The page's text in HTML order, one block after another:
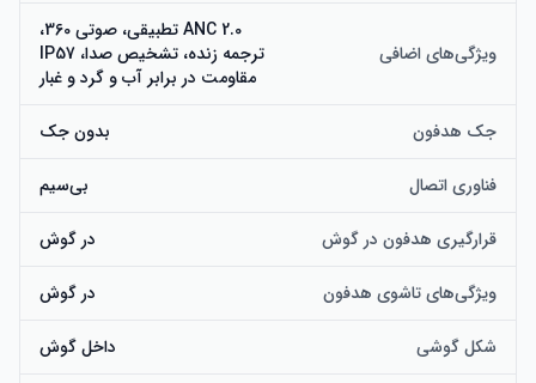
ویژگی‌های اضافی
ANC 2.0 تطبیقی، صوتی 360،
ترجمه زنده، تشخیص صدا، IP57
مقاومت در برابر آب و گرد و غبار
جک هدفون بدون جک
فناوری اتصال بی‌سیم
قرارگیری هدفون در گوش در گوش
ویژگی‌های تاشوی هدفون در گوش
شکل گوشی داخل گوش